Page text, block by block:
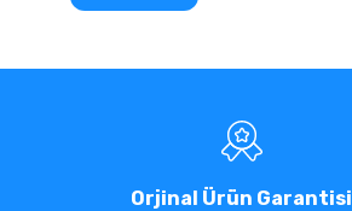
Orjinal Ürün Garantisi